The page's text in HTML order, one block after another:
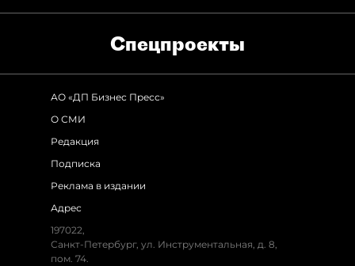
Спец­проекты
АО «ДП Бизнес Пресс»
О СМИ
Редакция
Подписка
Реклама в издании
Адрес
197022,
Санкт-Петербург, ул. Инструментальная, д. 8,
пом. 74.